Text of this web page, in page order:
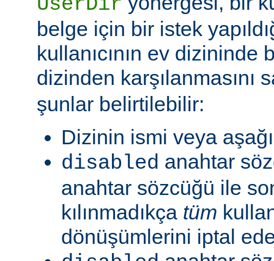
belge için bir istek
kullanıcının ev dizininde
dizinden karşılanmasını
şunlar belirtilebilir:
Dizinin ismi veya
disabled anahtar
anahtar sözcüğü ile
kılınmadıkça tüm
dönüşümlerini iptal